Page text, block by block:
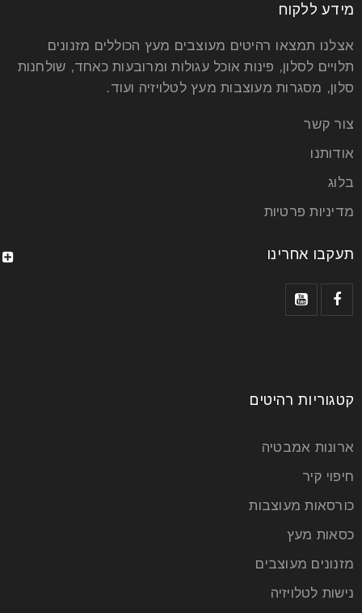
מידע ללקוח
אצלנו תמצאו רהיטים מעוצבים מעץ הכוללים מזנונים
תלויים לסלון, פינות אוכל עגולות ומרובעות כאחד, שולחנות
סלון, מסגרות מעוצבות מעץ לטלויזיה ועוד.
צור קשר
אודותנו
בלוג
מדיניות פרטיות
תעקבו אחרינו
קטגוריות רהיטים
ארונות אמבטיה
חיפוי קיר
כורסאות מעוצבות
כסאות מעץ
מזנונים מעוצבים
נישות לטלויזיה